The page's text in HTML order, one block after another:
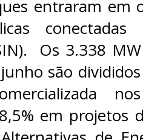
entraram em
Os 3.338
são
em projetos